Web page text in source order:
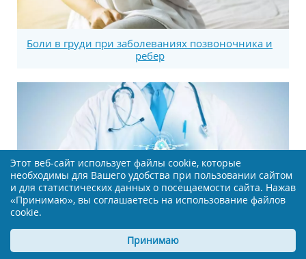
Боли в груди при заболеваниях позвоночника и
ребер
Этот веб-сайт использует файлы cookie, которые
необходимы для Вашего удобства при пользовании сайтом
и для статистических данных о посещаемости сайта. Нажав
«Принимаю», вы соглашаетесь на использование файлов
cookie.
Принимаю